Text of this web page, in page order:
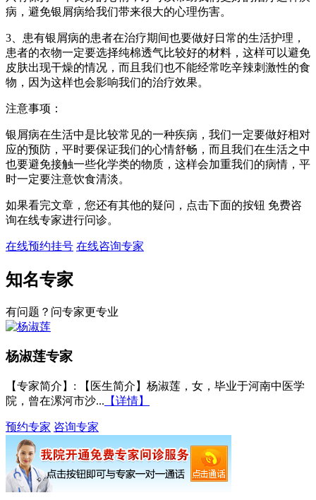
病，避免银屑病给我们带来很大的心理伤害。
3、患有银屑病的患者在治疗期间也要做好日常的生活护理，
患者的衣物一定要选择纯棉透气比较好的材料，这样可以避免
皮肤出现干燥的情况，而且我们也不能经常吃辛辣刺激性的食
物，因为这样也会影响我们的治疗效果。
注意事项：
银屑病在生活中是比较常见的一种疾病，我们一定要做好相对
应的预防，平时要保证我们的心情舒畅，而且我们在生活之中
也要避免接触一些化学类的物质，这样会加重我们的病情，平
时一定要注意饮食清淡。
如果看完文章，您还有其他的疑问，点击下面的按钮 免费咨
询在线专家进行问诊。
在线预约挂号 在线咨询专家
知名专家
有问题？问专家更专业
杨淑莲专家
【专家简介】 : 【医生简介】杨淑莲，女，毕业于河南中医学
院，曾在漯河市沙... 【详情】
预约专家 咨询专家